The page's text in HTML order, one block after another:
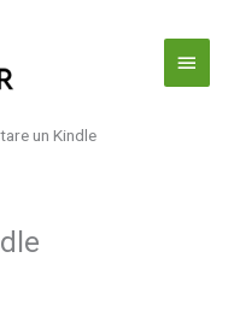
Menu
un Kindle